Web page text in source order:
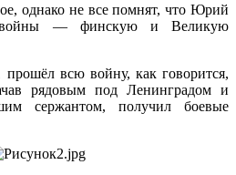
однако не все помнят, что Юрий
— финскую и Великую
всю войну, как говорится,
рядовым под Ленинградом и
сержантом, получил боевые